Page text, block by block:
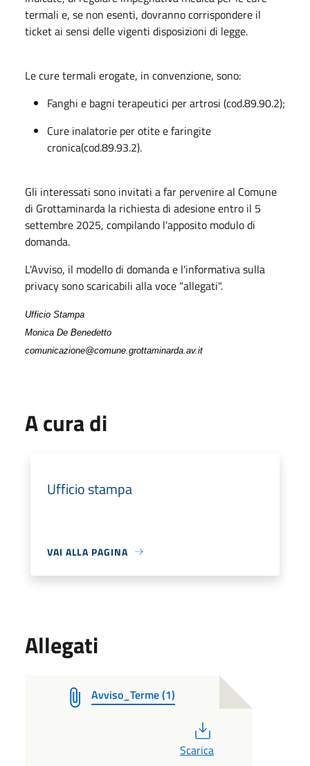
termali e, se non esenti, dovranno corrispondere il
ticket ai sensi delle vigenti disposizioni di legge.
Le cure termali erogate, in convenzione, sono:
Fanghi e bagni terapeutici per artrosi (cod.89.90.2);
Cure inalatorie per otite e faringite
cronica(cod.89.93.2).
Gli interessati sono invitati a far pervenire al Comune
di Grottaminarda la richiesta di adesione entro il 5
settembre 2025, compilando l'apposito modulo di
domanda.
L'Avviso, il modello di domanda e l'informativa sulla
privacy sono scaricabili alla voce "allegati".
Ufficio Stampa
Monica De Benedetto
comunicazione@comune.grottaminarda.av.it
A cura di
Ufficio stampa
VAI ALLA PAGINA
Allegati
Avviso_Terme (1)
Scarica